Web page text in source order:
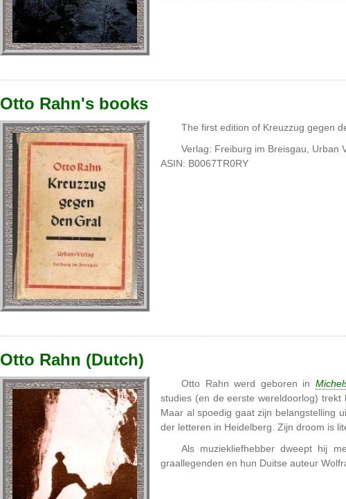
Otto Rahn's books
The first edition of Kreuzzug gegen
Verlag: Freiburg im Breisgau, Urban
ASIN: B0067TR0RY
Otto Rahn (Dutch)
Otto Rahn werd geboren in
studies (en de eerste wereldoorlog) trekt
Maar al spoedig gaat zijn belangstelling
der letteren in Heidelberg. Zijn droom is
Als muziekliefhebber dweept hij
graallegenden en hun Duitse auteur